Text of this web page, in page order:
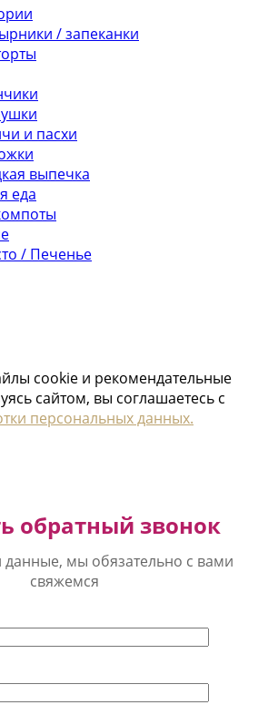
/ запеканки
и пасхи
выпечка
еда
/ Печенье
cookie и рекомендательные
сайтом, вы соглашаетесь с
персональных данных.
обратный звонок
данные, мы обязательно с вами
свяжемся